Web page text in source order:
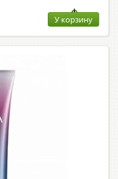
У корзину